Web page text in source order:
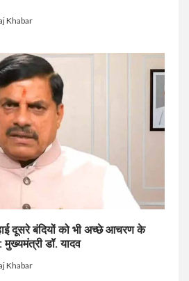
Khabar
दूसरे बंदियों को भी अच्छे आचरण के
मुख्यमंत्री डॉ. यादव
Khabar